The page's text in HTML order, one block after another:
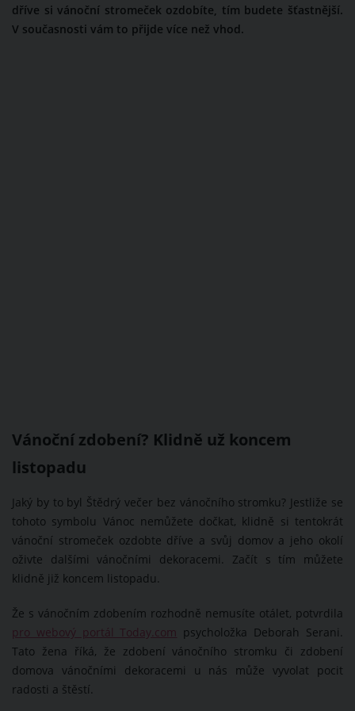
dříve si vánoční stromeček ozdobíte, tím budete šťastnější.
V současnosti vám to přijde více než vhod.
Vánoční zdobení? Klidně už koncem
listopadu
Jaký by to byl Štědrý večer bez vánočního stromku? Jestliže se
tohoto symbolu Vánoc nemůžete dočkat, klidně si tentokrát
vánoční stromeček ozdobte dříve a svůj domov a jeho okolí
oživte dalšími vánočními dekoracemi. Začít s tím můžete
klidně již koncem listopadu.
Že s vánočním zdobením rozhodně nemusíte otálet, potvrdila
pro webový portál Today.com psycholožka Deborah Serani.
Tato žena říká, že zdobení vánočního stromku či zdobení
domova vánočními dekoracemi u nás může vyvolat pocit
radosti a štěstí.